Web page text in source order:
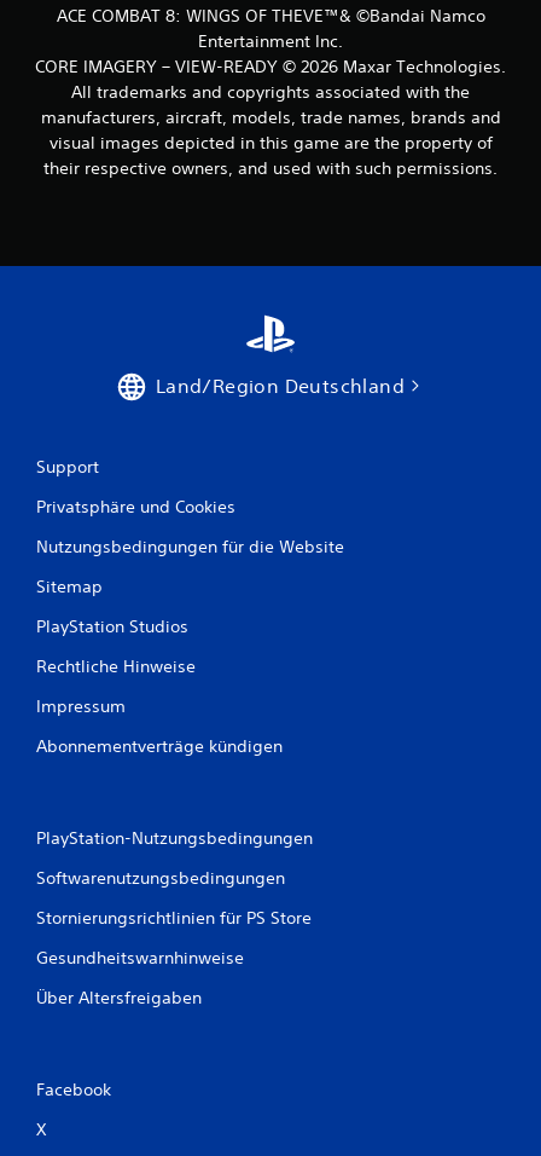
ACE COMBAT 8: WINGS OF THEVE™& ©Bandai Namco
Entertainment Inc.
CORE IMAGERY – VIEW-READY © 2026 Maxar Technologies.
All trademarks and copyrights associated with the
manufacturers, aircraft, models, trade names, brands and
visual images depicted in this game are the property of
their respective owners, and used with such permissions.
Land/Region Deutschland
Support
Privatsphäre und Cookies
Nutzungsbedingungen für die Website
Sitemap
PlayStation Studios
Rechtliche Hinweise
Impressum
Abonnementverträge kündigen
PlayStation-Nutzungsbedingungen
Softwarenutzungsbedingungen
Stornierungsrichtlinien für PS Store
Gesundheitswarnhinweise
Über Altersfreigaben
Facebook
X